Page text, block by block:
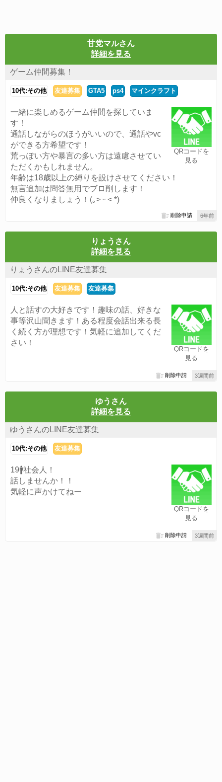
甘党マルさん
詳細を見る
ゲーム仲間募集！
10代:その他 友達募集 GTA5 ps4 マインクラフト
QRコードを
見る
一緒に楽しめるゲーム仲間を探していま
す！
通話しながらのほうがいいので、通話やvc
ができる方希望です！
荒っぽい方や暴言の多い方は遠慮させてい
ただくかもしれません。
年齢は18歳以上の縛りを設けさせてください！
無言追加は問答無用でブロ削します！
仲良くなりましょう！(｡˃ ᵕ ˂ *)
6年前
削除申請
りょうさん
詳細を見る
りょうさんのLINE友達募集
10代:その他 友達募集 友達募集
QRコードを
見る
人と話すの大好きです！趣味の話、好きな
事等沢山聞きます！ある程度会話出来る長
く続く方が理想です！気軽に追加してくだ
さい！
3週間前
削除申請
ゆうさん
詳細を見る
ゆうさんのLINE友達募集
10代:その他 友達募集
QRコードを
見る
19🚹社会人！
話しませんか！！
気軽に声かけてねー
3週間前
削除申請